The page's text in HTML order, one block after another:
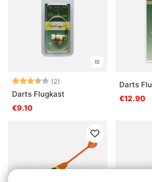
Arvio: (2)
3.5 5:sta tähdestä
Darts Flugkast
€9.10
Darts
€12.90